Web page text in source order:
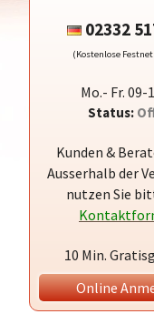
02332
(Kostenlose
Mo.- Fr. 09-
Status:
Kunden &
Ausserhalb der
nutzen Sie
10 Min.
Online